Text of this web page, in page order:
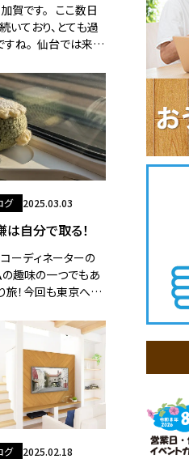
賀です。 ここ数日
いており、とても過
すね。 仙台では来週
今年はどこ
グ 2025.03.03
自分で取る！
コーディネーターの
の趣味の一つでもあ
旅！今回も東京へ行
いう平日限定のＪＲ
入したので、ノープラ
！
グ 2025.02.18